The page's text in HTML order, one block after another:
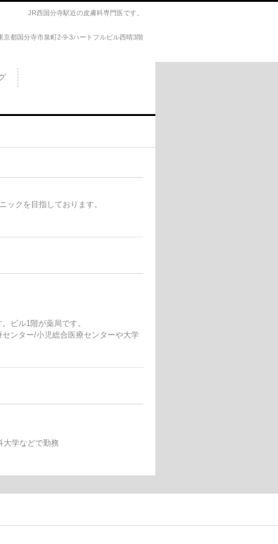
JR西国分寺駅近の皮膚科専門医です。
京都国分寺市泉町2-9-3ハートフルビル西晴3階
ックを目指しております。
ビル1階が薬局です。
ンター/小児総合医療センターや大学
大学などで勤務